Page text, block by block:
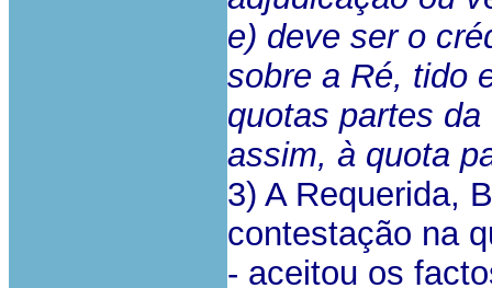
e) deve ser o
sobre a Ré, tido
quotas partes
assim, à quota
3) A Requerida,
contestação na
- aceitou os